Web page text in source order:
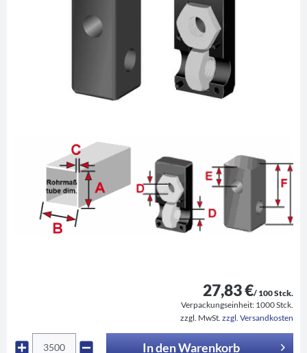
27,83 €/ 100 Stck.
Verpackungseinheit: 1000 Stck.
zzgl. MwSt. zzgl. Versandkosten
In denWarenkorb